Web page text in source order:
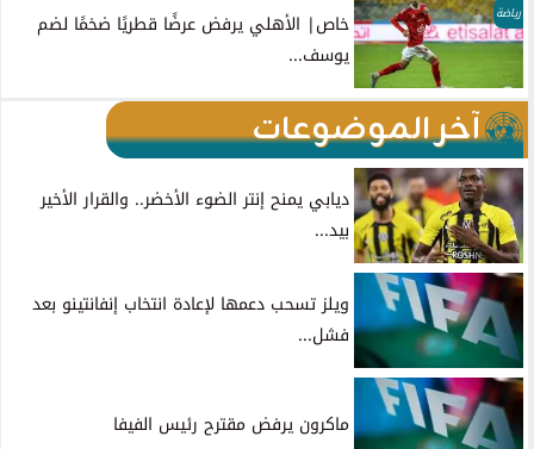
رياضة
خاص| الأهلي يرفض عرضًا قطريًا ضخمًا لضم
يوسف...
آخر الموضوعات
ديابي يمنح إنتر الضوء الأخضر.. والقرار الأخير
بيد...
ويلز تسحب دعمها لإعادة انتخاب إنفانتينو بعد
فشل...
ماكرون يرفض مقترح رئيس الفيفا